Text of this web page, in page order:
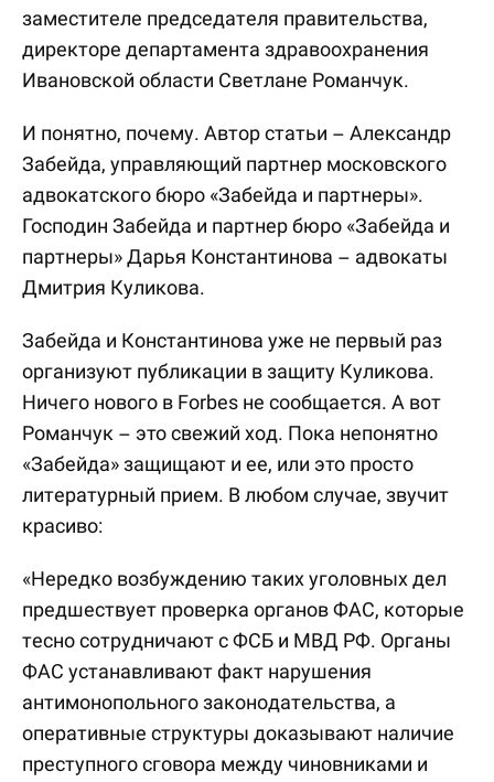
заместителе председателя правительства,
директоре департамента здравоохранения
Ивановской области Светлане Романчук.
И понятно, почему. Автор статьи – Александр
Забейда, управляющий партнер московского
адвокатского бюро «Забейда и партнеры».
Господин Забейда и партнер бюро «Забейда и
партнеры» Дарья Константинова – адвокаты
Дмитрия Куликова.
Забейда и Константинова уже не первый раз
организуют публикации в защиту Куликова.
Ничего нового в Forbes не сообщается. А вот
Романчук – это свежий ход. Пока непонятно
«Забейда» защищают и ее, или это просто
литературный прием. В любом случае, звучит
красиво:
«Нередко возбуждению таких уголовных дел
предшествует проверка органов ФАС, которые
тесно сотрудничают с ФСБ и МВД РФ. Органы
ФАС устанавливают факт нарушения
антимонопольного законодательства, а
оперативные структуры доказывают наличие
преступного сговора между чиновниками и